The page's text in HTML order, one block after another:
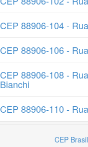
CEP 88906-104 -
CEP 88906-106 -
CEP 88906-108 -
Bianchi
CEP 88906-110 -
CEP Brasil